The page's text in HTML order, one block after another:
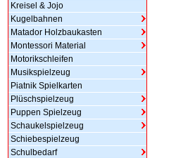
Kreisel & Jojo
Kugelbahnen
Matador Holzbaukasten
Montessori Material
Motorikschleifen
Musikspielzeug
Piatnik Spielkarten
Plüschspielzeug
Puppen Spielzeug
Schaukelspielzeug
Schiebespielzeug
Schulbedarf